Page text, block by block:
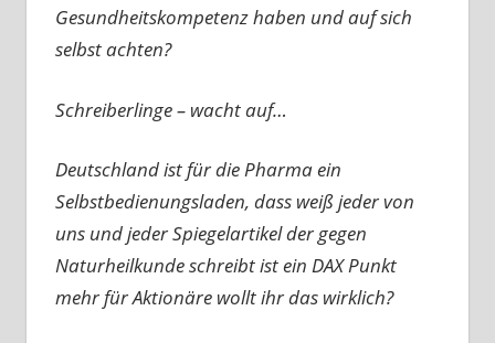
Gesundheitskompetenz haben und auf sich
selbst achten?
Schreiberlinge – wacht auf…
Deutschland ist für die Pharma ein
Selbstbedienungsladen, dass weiß jeder von
uns und jeder Spiegelartikel der gegen
Naturheilkunde schreibt ist ein DAX Punkt
mehr für Aktionäre wollt ihr das wirklich?